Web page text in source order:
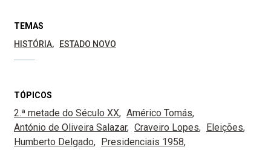
TEMAS
HISTÓRIA
ESTADO NOVO
TÓPICOS
2.ª metade do Século XX
Américo Tomás
António de Oliveira Salazar
Craveiro Lopes
Eleições
Humberto Delgado
Presidenciais 1958